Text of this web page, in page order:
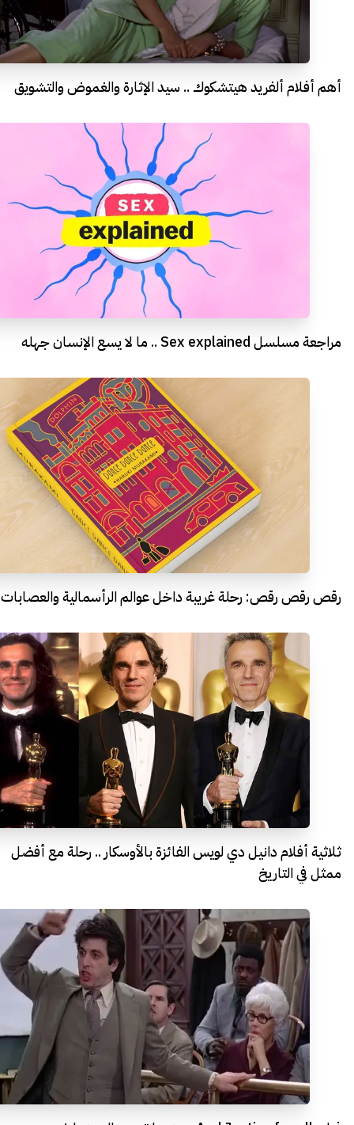
أهم أفلام ألفريد هيتشكوك .. سيد الإثارة والغموض والتشويق
مراجعة مسلسل Sex explained .. ما لا يسع الإنسان جهله
رقص رقص رقص: رحلة غريبة داخل عوالم الرأسمالية والعصابات
ثلاثية أفلام دانيل دي لويس الفائزة بالأوسكار .. رحلة مع أفضل
ممثل في التاريخ